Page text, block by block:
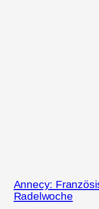
Annecy:
Radelwoche